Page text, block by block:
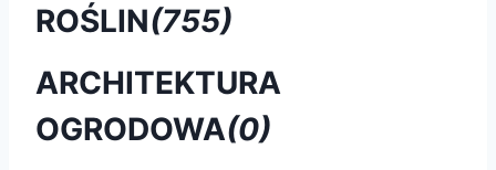
ROŚLIN(755)
ARCHITEKTURA
OGRODOWA(0)